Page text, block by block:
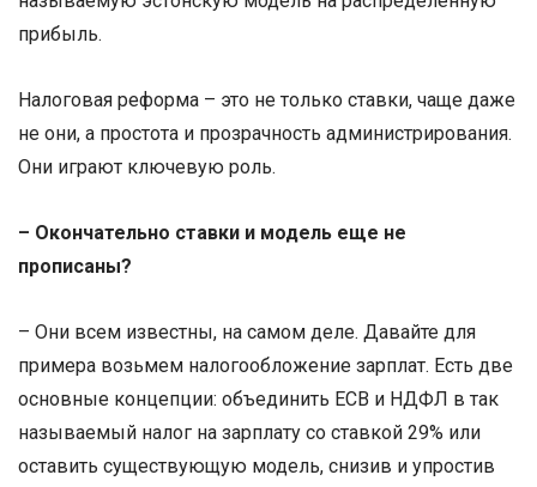
прибыль.
Налоговая реформа – это не только ставки, чаще даже
не они, а простота и прозрачность администрирования.
Они играют ключевую роль.
– Окончательно ставки и модель еще не
прописаны?
– Они всем известны, на самом деле. Давайте для
примера возьмем налогообложение зарплат. Есть две
основные концепции: объединить ЕСВ и НДФЛ в так
называемый налог на зарплату со ставкой 29% или
оставить существующую модель, снизив и упростив